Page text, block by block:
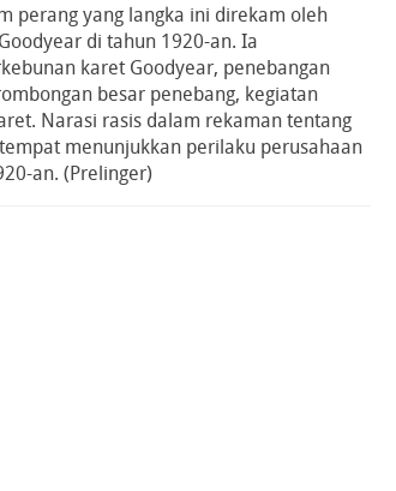
perang yang langka ini direkam oleh
di tahun 1920-an. Ia
karet Goodyear, penebangan
besar penebang, kegiatan
Narasi rasis dalam rekaman tentang
menunjukkan perilaku perusahaan
an. (Prelinger)